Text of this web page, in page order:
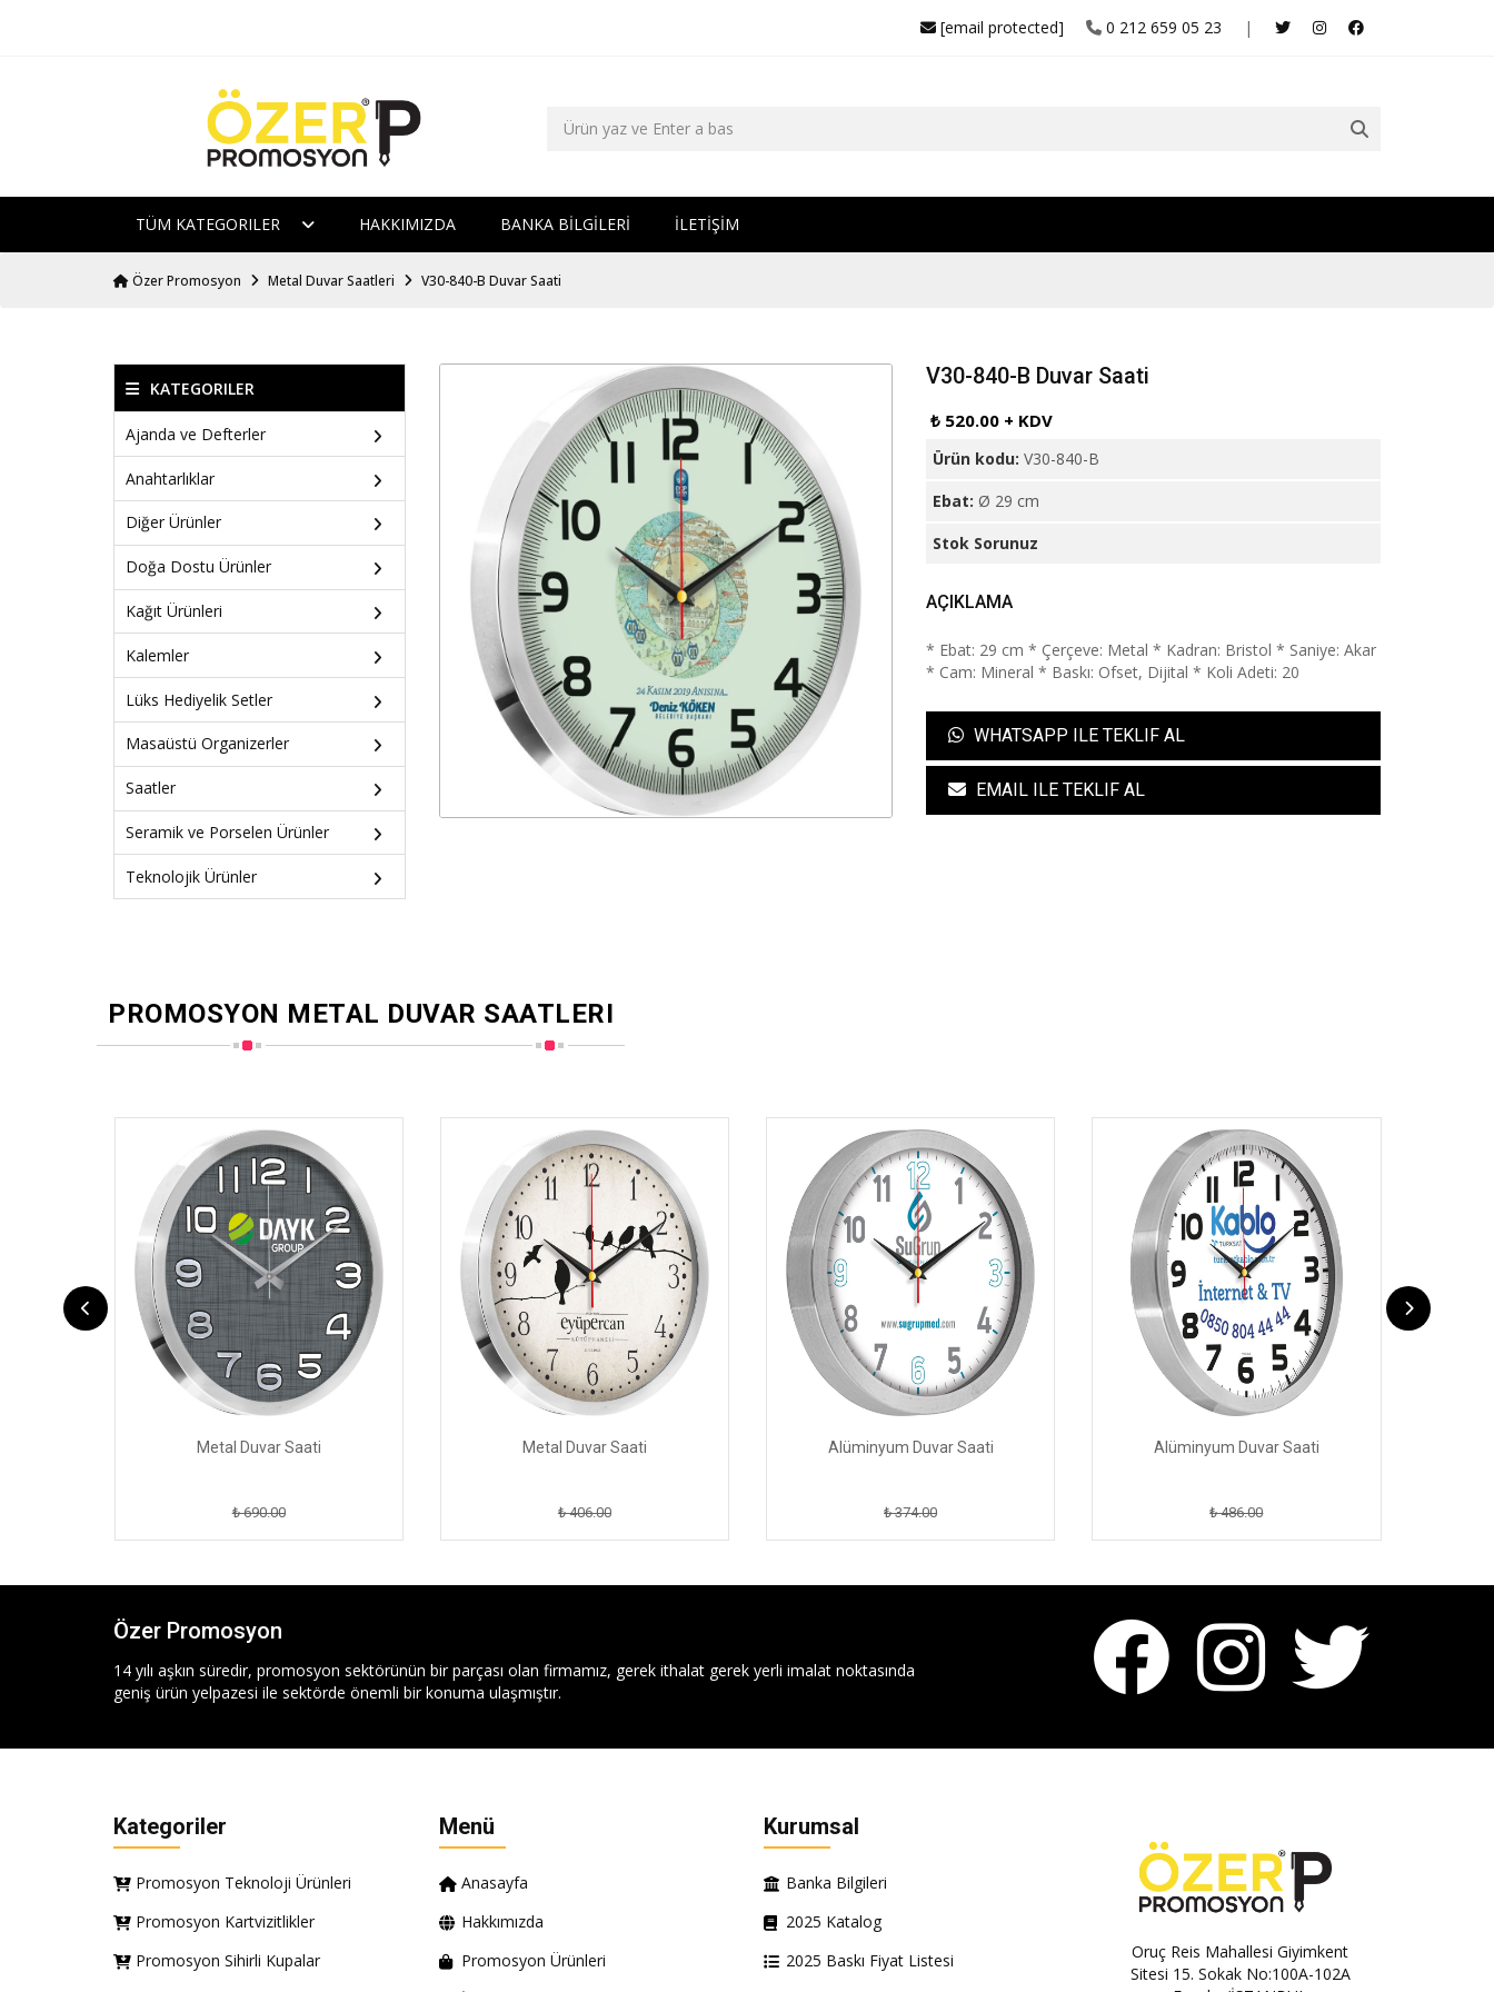
|
0 212 659 05 23
[email protected]
TÜM KATEGORILER HAKKIMIZDA BANKA BİLGİLERİ İLETİŞİM
Özer Promosyon Metal Duvar Saatleri V30-840-B Duvar Saati
KATEGORILER
Ajanda ve Defterler
Anahtarlıklar
Diğer Ürünler
Doğa Dostu Ürünler
Kağıt Ürünleri
Kalemler
Lüks Hediyelik Setler
Masaüstü Organizerler
Saatler
Seramik ve Porselen Ürünler
Teknolojik Ürünler
V30-840-B Duvar Saati
₺ 520.00 + KDV
Ürün kodu:V30-840-B
Ebat: Ø 29 cm
Stok Sorunuz
AÇIKLAMA
* Ebat: 29 cm * Çerçeve: Metal * Kadran: Bristol * Saniye: Akar
* Cam: Mineral * Baskı: Ofset, Dijital * Koli Adeti: 20
WHATSAPP ILE TEKLIF AL
EMAIL ILE TEKLIF AL
PROMOSYON METAL DUVAR SAATLERI
Metal Duvar Saati
₺ 690.00
Metal Duvar Saati
₺ 406.00
Alüminyum Duvar Saati
₺ 374.00
Alüminyum Duvar Saati
₺ 486.00
Özer Promosyon
14 yılı aşkın süredir, promosyon sektörünün bir parçası olan firmamız, gerek ithalat gerek yerli imalat noktasında
geniş ürün yelpazesi ile sektörde önemli bir konuma ulaşmıştır.
Kategoriler
Promosyon Teknoloji Ürünleri
Promosyon Kartvizitlikler
Promosyon Sihirli Kupalar
Menü
Anasayfa
Hakkımızda
Promosyon Ürünleri
Kurumsal
Banka Bilgileri
2025 Katalog
2025 Baskı Fiyat Listesi
Oruç Reis Mahallesi Giyimkent
Sitesi 15. Sokak No:100A-102A